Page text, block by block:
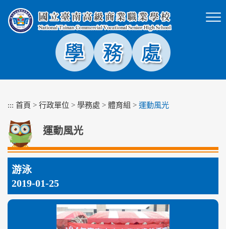
塊
::: 首頁 > 行政單位 > 學務處 > 體育組 > 運動風光
運動風光
游泳
2019-01-25